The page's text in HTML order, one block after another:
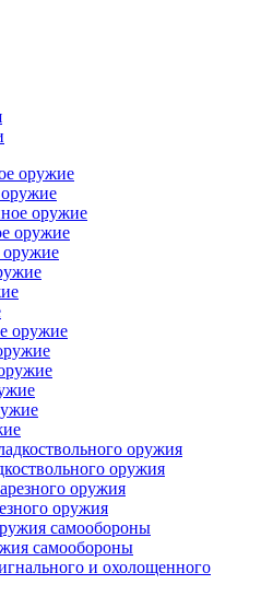
оружие
оружие
оружия
оружия
самообороны